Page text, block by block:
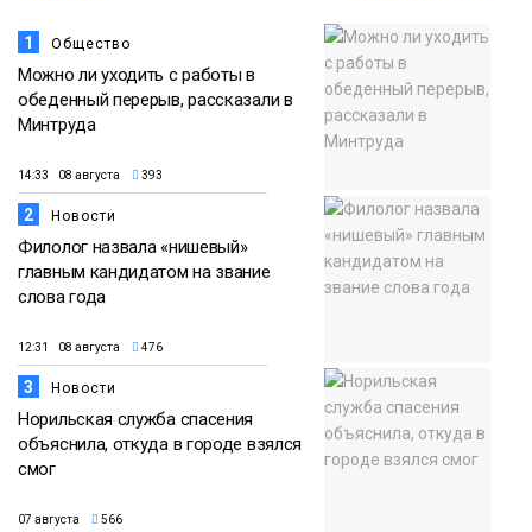
1 Общество
Можно ли уходить с работы в
обеденный перерыв, рассказали в
Минтруда
14:33 08 августа 393
2 Новости
Филолог назвала «нишевый»
главным кандидатом на звание
слова года
12:31 08 августа 476
3 Новости
Норильская служба спасения
объяснила, откуда в городе взялся
смог
07 августа 566